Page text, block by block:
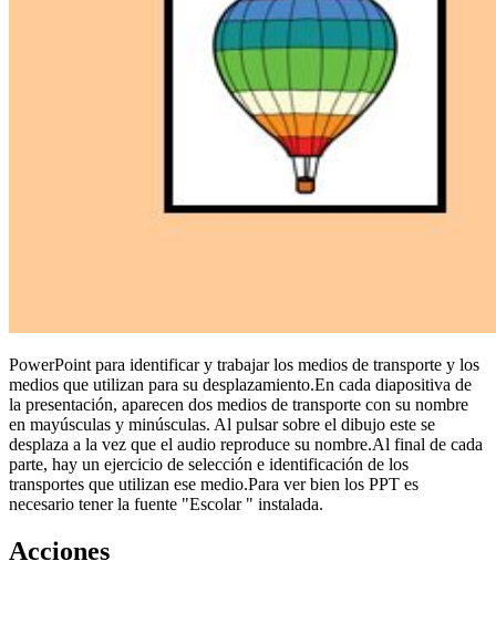
PowerPoint para identificar y trabajar los medios de transporte y los
medios que utilizan para su desplazamiento.En cada diapositiva de
la presentación, aparecen dos medios de transporte con su nombre
en mayúsculas y minúsculas. Al pulsar sobre el dibujo este se
desplaza a la vez que el audio reproduce su nombre.Al final de cada
parte, hay un ejercicio de selección e identificación de los
transportes que utilizan ese medio.Para ver bien los PPT es
necesario tener la fuente "Escolar " instalada.
Acciones